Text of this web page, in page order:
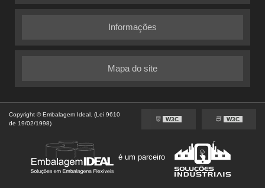
Informações
Mapa do site
Copyright © Embalagem Ideal. (Lei 9610
de 19/02/1998)
W3C W3C
é um parceiro